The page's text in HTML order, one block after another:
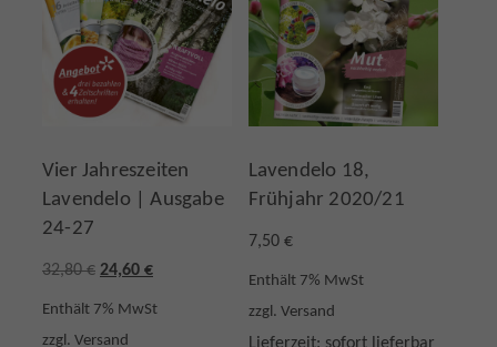
Vier Jahreszeiten
Lavendelo | Ausgabe
24-27
32,80€ U
r
24,60 €A
k
Enthält 7% MwSt
zzgl. Versand
Lavendelo 18,
Frühjahr 2020/21
7,50 €
Enthält 7% MwSt
zzgl. Versand
Lieferzeit: sofort lieferbar